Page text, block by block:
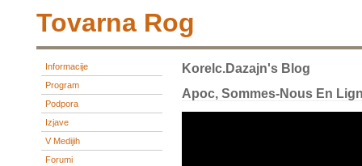
Tovarna Rog
Informacije
Program
Podpora
Izjave
V Medijih
Forumi
Korelc.dazajn's Blog
Apoc, Sommes-Nous En